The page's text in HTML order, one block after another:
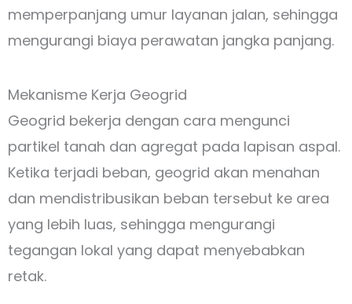
memperpanjang umur layanan jalan, sehingga
mengurangi biaya perawatan jangka panjang.
Mekanisme Kerja Geogrid
Geogrid bekerja dengan cara mengunci
partikel tanah dan agregat pada lapisan aspal.
Ketika terjadi beban, geogrid akan menahan
dan mendistribusikan beban tersebut ke area
yang lebih luas, sehingga mengurangi
tegangan lokal yang dapat menyebabkan
retak.